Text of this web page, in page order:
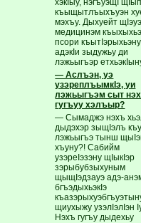
къыщытлъыхъуэн
мэхъу. Дыхуейт
медицинэм
псори
адэкIи зыдужьу ди
лэжьыгъэр
— Аслъэн, уэ
узэреплъымкIэ, уи
лэжьыгъэм сыт
гугъуу хэлъыр?
— Сымаджэ нэхъ
дыдэхэр зыщIэлъ
лэжьыгъэ тынш
хъуну?! Сабийм
узэреIэзэну щIыкIэр
зэрыбубзыхуным
щыщIэдзауэ адэ-
бгъэдыхьэкIэ
щиухыжу узэлIэлIэн
Нэхъ гугъу дыдехьу